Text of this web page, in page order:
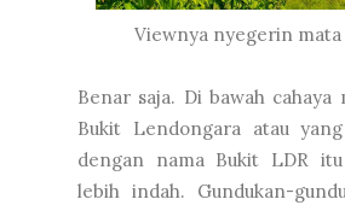
Viewnya nyegerin
Benar saja. Di bawah cahaya
Bukit Lendongara atau
dengan nama Bukit LDR
lebih indah. Gundukan-